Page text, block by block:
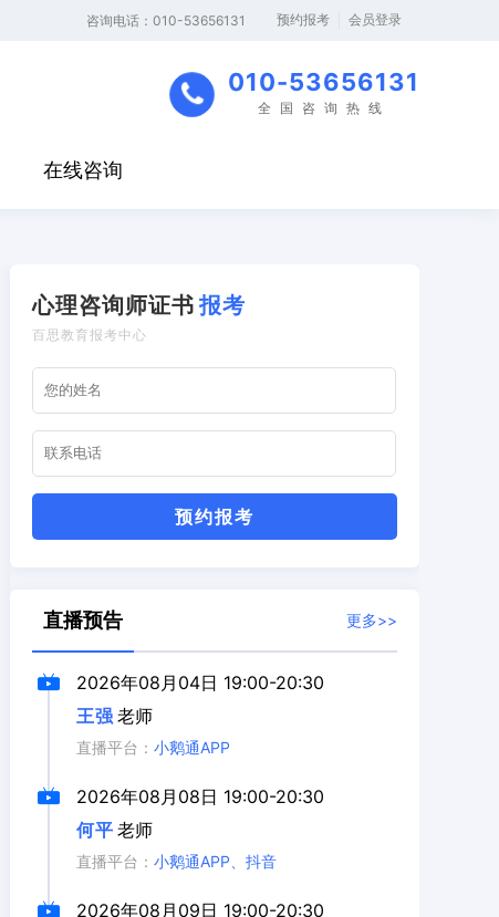
‬咨询电话：010-53656131 预约报考 会员登录
010-53656131
全国咨询热线
在线咨询
心理咨询师证书 报考
百思教育报考中心
预约报考
直播预告 更多>>
2026年08月04日 19:00-20:30
王强 老师
直播平台： 小鹅通APP
2026年08月08日 19:00-20:30
何平 老师
直播平台： 小鹅通APP、抖音
2026年08月09日 19:00-20:30